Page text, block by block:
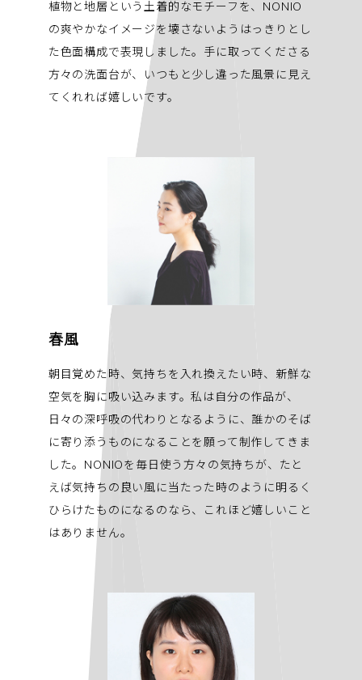
植物と地層という土着的なモチーフを、NONIO
の爽やかなイメージを壊さないようはっきりとし
た色面構成で表現しました。手に取ってくださる
方々の洗面台が、いつもと少し違った風景に見え
てくれれば嬉しいです。
春風
朝目覚めた時、気持ちを入れ換えたい時、新鮮な
空気を胸に吸い込みます。私は自分の作品が、
日々の深呼吸の代わりとなるように、誰かのそば
に寄り添うものになることを願って制作してきま
した。NONIOを毎日使う方々の気持ちが、たと
えば気持ちの良い風に当たった時のように明るく
ひらけたものになるのなら、これほど嬉しいこと
はありません。